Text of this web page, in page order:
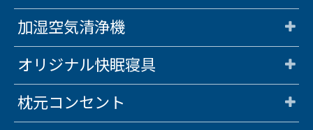
会員特典のご案内
会員登録
予約確認・変更・キャンセル
加湿空気清浄機
オリジナル快眠寝具
枕元コンセント